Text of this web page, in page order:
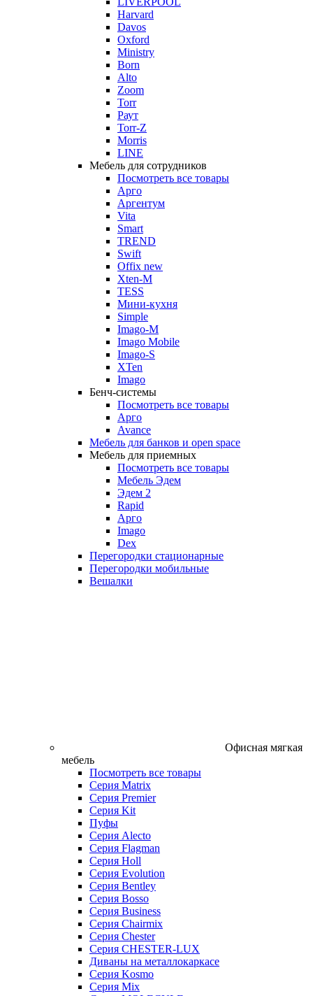
Harvard
Davos
Oxford
Ministry
Born
Alto
Zoom
Torr
Раут
Torr-Z
Morris
LINE
Мебель для сотрудников
Посмотреть все товары
Арго
Аргентум
Vita
Smart
TREND
Swift
Offix new
Xten-M
TESS
Мини-кухня
Simple
Imago-M
Imago Mobile
Imago-S
XTen
Imago
Бенч-системы
Посмотреть все товары
Арго
Avance
Мебель для банков и open space
Мебель для приемных
Посмотреть все товары
Мебель Эдем
Эдем 2
Rapid
Арго
Imago
Dex
Перегородки стационарные
Перегородки мобильные
Вешалки
Офисная мягкая
мебель
Посмотреть все товары
Серия Matrix
Серия Premier
Серия Kit
Пуфы
Серия Alecto
Серия Flagman
Серия Holl
Серия Evolution
Серия Bentley
Серия Bosso
Серия Business
Серия Chairmix
Серия Chester
Серия CHESTER-LUX
Диваны на металлокаркасе
Серия Kosmo
Серия Mix